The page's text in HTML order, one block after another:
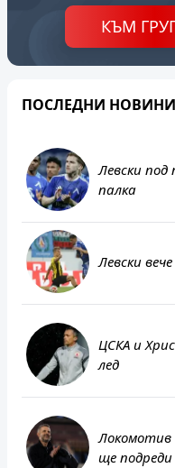
КЪМ
ПОСЛЕДНИ НОВИНИ
Левски
палка
Левски
ЦСКА и
лед
Локомотив
ще